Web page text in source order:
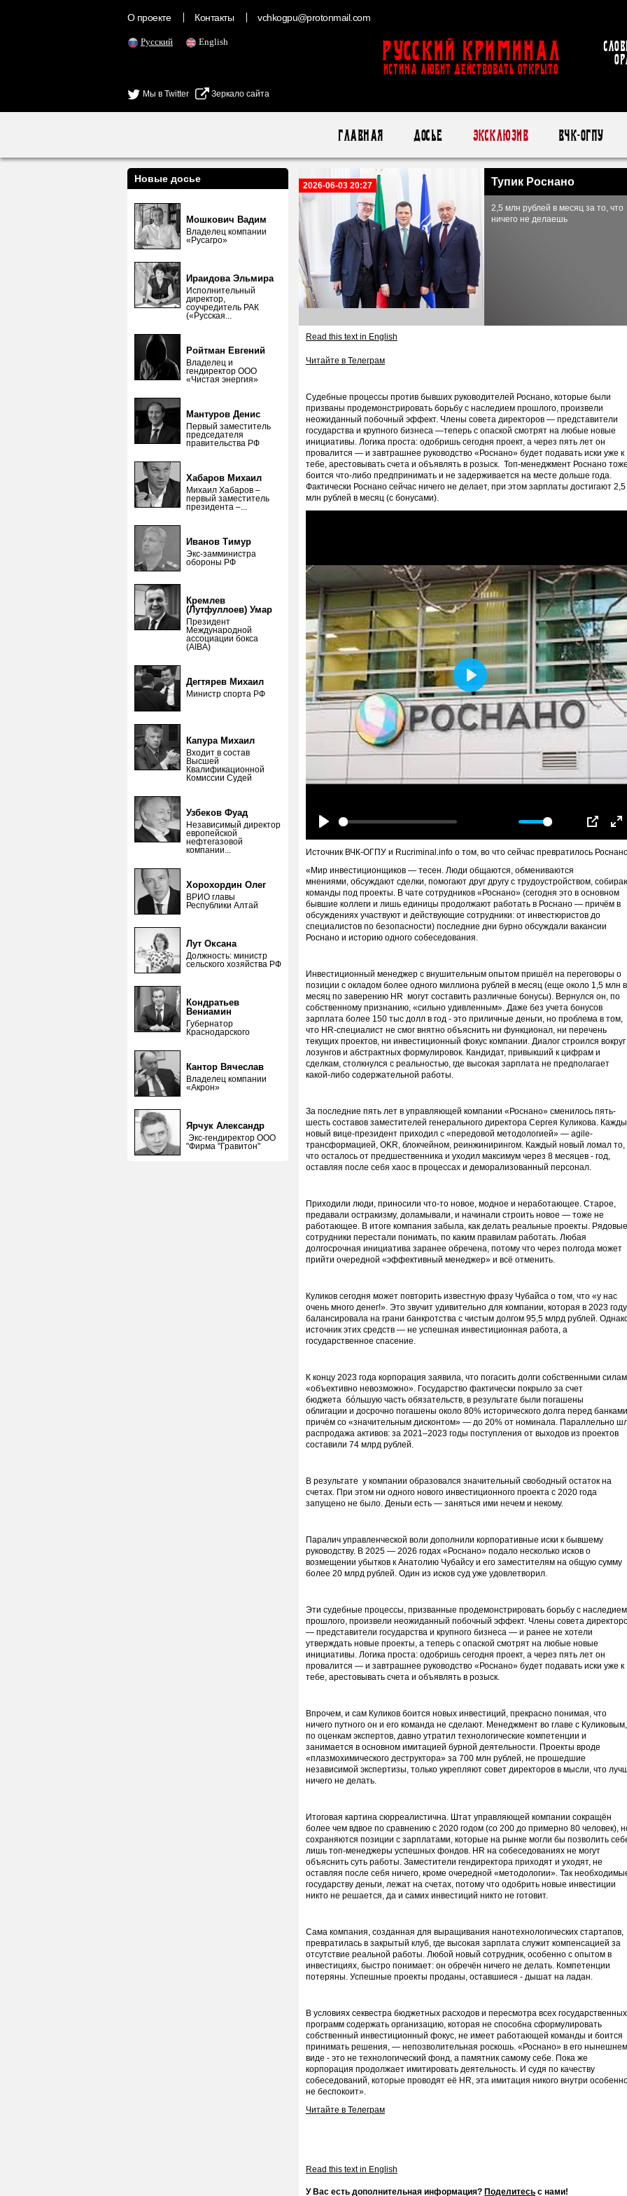
О проекте Контакты vchkogpu@protonmail.com
Русский English
Мы в Twitter Зеркало сайта
Русский Криминал
ИСТИНА ЛЮБИТ ДЕЙСТВОВАТЬ ОТКРЫТО
Главная Досье Эксклюзив ВЧК-ОГПУ
Новые досье
Мошкович Вадим
Владелец компании
«Русагро»
Ираидова Эльмира
Исполнительный
директор,
соучредитель РАК
(«Русская...
Ройтман Евгений
Владелец и
гендиректор ООО
«Чистая энергия»
Мантуров Денис
Первый заместитель
председателя
правительства РФ
Хабаров Михаил
Михаил Хабаров –
первый заместитель
президента –...
Иванов Тимур
Экс-замминистра
обороны РФ
Кремлев
(Лутфуллоев) Умар
Президент
Международной
ассоциации бокса
(AIBA)
Дегтярев Михаил
Министр спорта РФ
Капура Михаил
Входит в состав
Высшей
Квалификационной
Комиссии Судей
Узбеков Фуад
Независимый директор
европейской
нефтегазовой
компании...
Хорохордин Олег
ВРИО главы
Республики Алтай
Лут Оксана
Должность: министр
сельского хозяйства РФ
Кондратьев
Вениамин
Губернатор
Краснодарского
Кантор Вячеслав
Владелец компании
«Акрон»
Ярчук Александр
Экс-гендиректор ООО
"Фирма "Гравитон"
2026-06-03 20:27 Тупик Роснано
2,5 млн рублей в месяц за то, что
ничего не делаешь
Read this text in English
Читайте в Телеграм
Судебные процессы против бывших руководителей Роснано, которые были
призваны продемонстрировать борьбу с наследием прошлого, произвели
неожиданный побочный эффект. Члены совета директоров — представители
государства и крупного бизнеса —теперь с опаской смотрят на любые новые
инициативы. Логика проста: одобришь сегодня проект, а через пять лет он
провалится — и завтрашнее руководство «Роснано» будет подавать иски уже к
тебе, арестовывать счета и объявлять в розыск. Топ-менеджмент Роснано
боится что-либо предпринимать и не задерживается на месте дольше года.
Фактически Роснано сейчас ничего не делает, при этом зарплаты достигают 2,5
млн рублей в месяц (с бонусами).
Play
Источник ВЧК-ОГПУ и Rucriminal.info о том, во что сейчас превратилось
​«Мир инвестиционщиков — тесен. Люди общаются, обмениваются
мнениями, обсуждают сделки, помогают друг другу с трудоустройством,
команды под проекты. В чате сотрудников «Роснано» (сегодня это в основном
бывшие коллеги и лишь единицы продолжают работать в Роснано — причём в
обсуждениях участвуют и действующие сотрудники: от инвестюристов до
специалистов по безопасности) последние дни бурно обсуждали вакансии
Роснано и историю одного собеседования.
Инвестиционный менеджер с внушительным опытом пришёл на переговоры о
позиции с окладом более одного миллиона рублей в месяц (еще около 1,5 млн в
месяц по заверению HR могут составить различные бонусы). Вернулся он, по
собственному признанию, «сильно удивленным». Даже без учета бонусов
зарплата более 150 тыс долл в год - это приличные деньги, но проблема в том,
что HR-специалист не смог внятно объяснить ни функционал, ни перечень
текущих проектов, ни инвестиционный фокус компании. Диалог строился вокруг
лозунгов и абстрактных формулировок. Кандидат, привыкший к цифрам и
сделкам, столкнулся с реальностью, где высокая зарплата не предполагает
какой-либо содержательной работы.
За последние пять лет в управляющей компании «Роснано» сменилось пять-
шесть составов заместителей генерального директора Сергея Куликова.
новый вице-президент приходил с «передовой методологией» — agile-
трансформацией, OKR, блокчейном, реинжинирингом. Каждый новый ломал то,
что осталось от предшественника и уходил максимум через 8 месяцев - год,
оставляя после себя хаос в процессах и деморализованный персонал.
Приходили люди, приносили что-то новое, модное и неработающее. Старое,
предавали остракизму, доламывали, и начинали строить новое — тоже не
работающее. В итоге компания забыла, как делать реальные проекты. Рядовые
сотрудники перестали понимать, по каким правилам работать. Любая
долгосрочная инициатива заранее обречена, потому что через полгода может
прийти очередной «эффективный менеджер» и всё отменить.
Куликов сегодня может повторить известную фразу Чубайса о том, что «у нас
очень много денег!». Это звучит удивительно для компании, которая в 2023 году
балансировала на грани банкротства с чистым долгом 95,5 млрд рублей.
источник этих средств — не успешная инвестиционная работа, а
государственное спасение.
К концу 2023 года корпорация заявила, что погасить долги собственными
«объективно невозможно». Государство фактически покрыло за счет
бюджета бóльшую часть обязательств, в результате были погашены
облигации и досрочно погашены около 80% исторического долга перед
причём со «значительным дисконтом» — до 20% от номинала. Параллельно
распродажа активов: за 2021–2023 годы поступления от выходов из проектов
составили 74 млрд рублей.
В результате у компании образовался значительный свободный остаток на
счетах. При этом ни одного нового инвестиционного проекта с 2020 года
запущено не было. Деньги есть — заняться ими нечем и некому.
Паралич управленческой воли дополнили корпоративные иски к бывшему
руководству. В 2025 — 2026 годах «Роснано» подало несколько исков о
возмещении убытков к Анатолию Чубайсу и его заместителям на общую сумму
более 20 млрд рублей. Один из исков суд уже удовлетворил.
Эти судебные процессы, призванные продемонстрировать борьбу с наследием
прошлого, произвели неожиданный побочный эффект. Члены совета
— представители государства и крупного бизнеса — и ранее не хотели
утверждать новые проекты, а теперь с опаской смотрят на любые новые
инициативы. Логика проста: одобришь сегодня проект, а через пять лет он
провалится — и завтрашнее руководство «Роснано» будет подавать иски уже к
тебе, арестовывать счета и объявлять в розыск.
Впрочем, и сам Куликов боится новых инвестиций, прекрасно понимая, что
ничего путного он и его команда не сделают. Менеджмент во главе с Куликовым,
по оценкам экспертов, давно утратил технологические компетенции и
занимается в основном имитацией бурной деятельности. Проекты вроде
«плазмохимического деструктора» за 700 млн рублей, не прошедшие
независимой экспертизы, только укрепляют совет директоров в мысли, что
ничего не делать.
Итоговая картина сюрреалистична. Штат управляющей компании сокращён
более чем вдвое по сравнению с 2020 годом (со 200 до примерно 80 человек),
сохраняются позиции с зарплатами, которые на рынке могли бы позволить
лишь топ-менеджеры успешных фондов. HR на собеседованиях не могут
объяснить суть работы. Заместители гендиректора приходят и уходят, не
оставляя после себя ничего, кроме очередной «методологии». Так
государству деньги, лежат на счетах, потому что одобрить новые инвестиции
никто не решается, да и самих инвестиций никто не готовит.
Сама компания, созданная для выращивания нанотехнологических стартапов,
превратилась в закрытый клуб, где высокая зарплата служит компенсацией за
отсутствие реальной работы. Любой новый сотрудник, особенно с опытом в
инвестициях, быстро понимает: он обречён ничего не делать. Компетенции
потеряны. Успешные проекты проданы, оставшиеся - дышат на ладан.
В условиях секвестра бюджетных расходов и пересмотра всех государственных
программ содержать организацию, которая не способна сформулировать
собственный инвестиционный фокус, не имеет работающей команды и боится
принимать решения, — непозволительная роскошь. «Роснано» в его нынешнем
виде - это не технологический фонд, а памятник самому себе. Пока же
корпорация продолжает имитировать деятельность. И судя по качеству
собеседований, которые проводят её HR, эта имитация никого внутри
не беспокоит».
Читайте в Телеграм
Read this text in English
У Вас есть дополнительная информация? Поделитесь с нами!